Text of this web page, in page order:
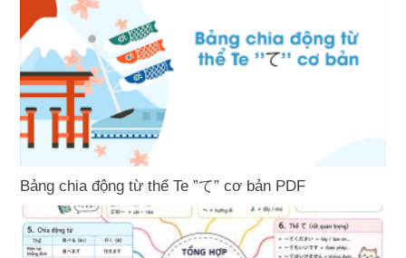
Bảng chia động từ thể Te ”て” cơ bản PDF